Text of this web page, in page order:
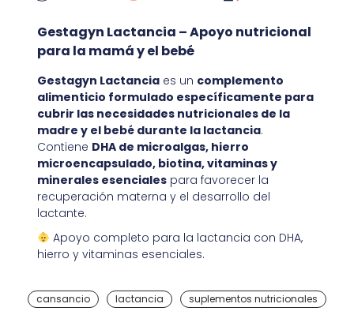
Gestagyn Lactancia – Apoyo nutricional
para la mamá y el bebé
Gestagyn Lactanciaes un complemento
alimenticio formulado específicamente para
cubrir las necesidades nutricionales de la
madre y el bebé durante la lactancia.
Contiene DHA de microalgas, hierro
microencapsulado, biotina, vitaminas y
minerales esencialespara favorecer la
recuperación materna y el desarrollo del
lactante.
Apoyo completo para la lactancia con DHA,
hierro y vitaminas esenciales.
cansancio lactancia suplementos nutricionales